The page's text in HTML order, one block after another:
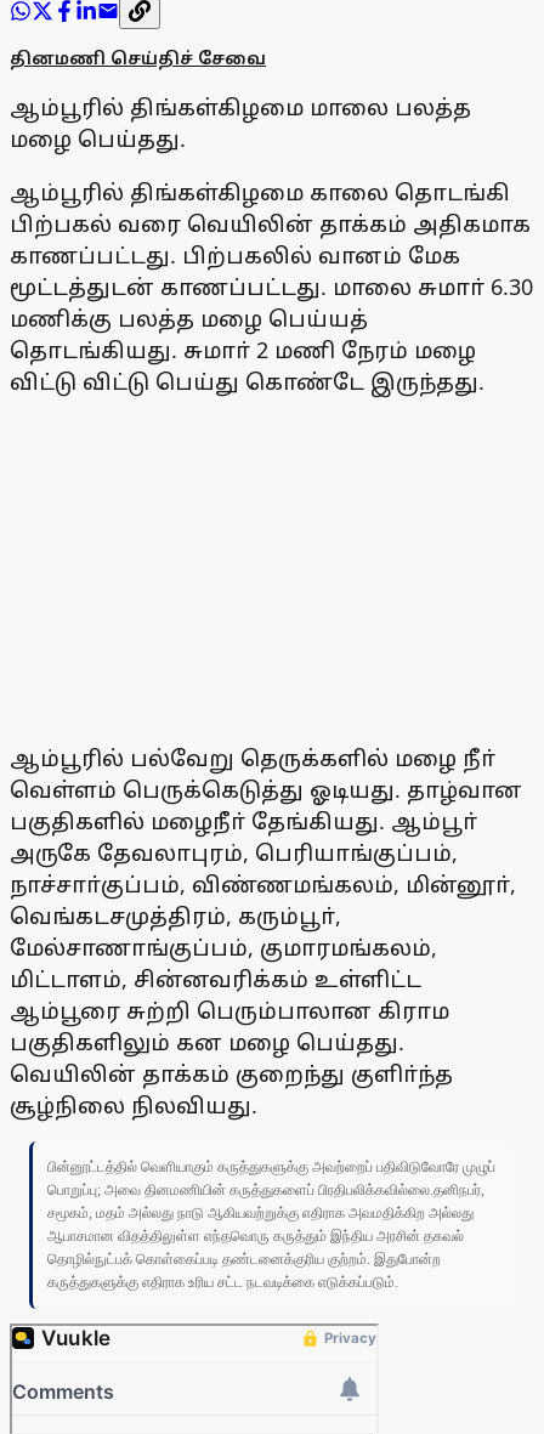
தினமணி செய்திச் சேவை
ஆம்பூரில் திங்கள்கிழமை மாலை பலத்த
மழை பெய்தது.
ஆம்பூரில் திங்கள்கிழமை காலை தொடங்கி
பிற்பகல் வரை வெயிலின் தாக்கம் அதிகமாக
காணப்பட்டது. பிற்பகலில் வானம் மேக
மூட்டத்துடன் காணப்பட்டது. மாலை சுமாா் 6.30
மணிக்கு பலத்த மழை பெய்யத்
தொடங்கியது. சுமாா் 2 மணி நேரம் மழை
விட்டு விட்டு பெய்து கொண்டே இருந்தது.
ஆம்பூரில் பல்வேறு தெருக்களில் மழை நீா்
வெள்ளம் பெருக்கெடுத்து ஓடியது. தாழ்வான
பகுதிகளில் மழைநீா் தேங்கியது. ஆம்பூா்
அருகே தேவலாபுரம், பெரியாங்குப்பம்,
நாச்சாா்குப்பம், விண்ணமங்கலம், மின்னூா்,
வெங்கடசமுத்திரம், கரும்பூா்,
மேல்சாணாங்குப்பம், குமாரமங்கலம்,
மிட்டாளம், சின்னவரிக்கம் உள்ளிட்ட
ஆம்பூரை சுற்றி பெரும்பாலான கிராம
பகுதிகளிலும் கன மழை பெய்தது.
வெயிலின் தாக்கம் குறைந்து குளிா்ந்த
சூழ்நிலை நிலவியது.
பின்னூட்டத்தில் வெளியாகும் கருத்துகளுக்கு அவற்றைப் பதிவிடுவோரே முழுப்
பொறுப்பு; அவை தினமணியின் கருத்துகளைப் பிரதிபலிக்கவில்லை.தனிநபர்,
சமூகம், மதம் அல்லது நாடு ஆகியவற்றுக்கு எதிராக அவமதிக்கிற அல்லது
ஆபாசமான விதத்திலுள்ள எந்தவொரு கருத்தும் இந்திய அரசின் தகவல்
தொழில்நுட்பக் கொள்கைப்படி தண்டனைக்குரிய குற்றம். இதுபோன்ற
கருத்துகளுக்கு எதிராக உரிய சட்ட நடவடிக்கை எடுக்கப்படும்.